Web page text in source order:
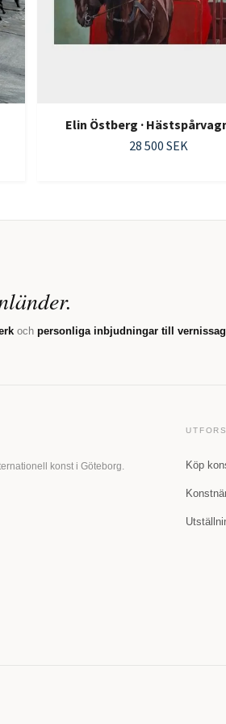
Elin Östberg ·
28 500 SEK
och personliga inbjudningar till
konst i Göteborg. Köp